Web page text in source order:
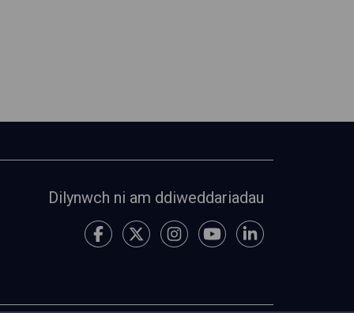
Dilynwch ni am ddiweddariadau